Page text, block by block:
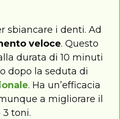
sbiancare i denti. Ad
veloce. Questo
durata di 10 minuti
dopo la seduta di
. Ha un’efficacia
a migliorare il
toni.